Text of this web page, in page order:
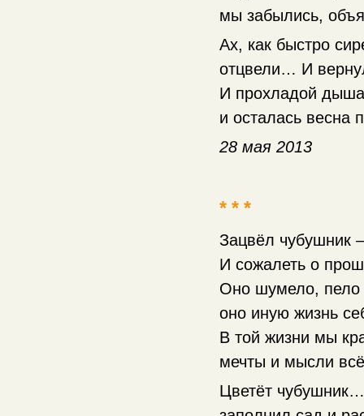
мы забылись,
Ах, как быстро
отцвели… И
И прохладой
и осталась весна
28 мая 2013
* * *
Зацвёл чубушник
И сожалеть о
Оно шумело, пело
оно иную жизнь
В той жизни мы
мечты и мысли
Цветёт